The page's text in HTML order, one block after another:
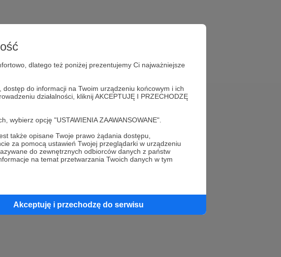
dlatego też poniżej prezentujemy Ci najważniejsze
do informacji na Twoim urządzeniu końcowym i ich
działalności, kliknij AKCEPTUJĘ I PRZECHODZĘ
opcję "USTAWIENIA ZAAWANSOWANE".
także opisane Twoje prawo żądania dostępu,
za pomocą ustawień Twojej przeglądarki w urządzeniu
do zewnętrznych odbiorców danych z państw
na temat przetwarzania Twoich danych w tym
Akceptuję i przechodzę do serwisu
FAQ
Kontakt z zespołem Patronite